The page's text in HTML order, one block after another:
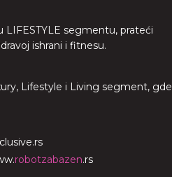
LIFESTYLE segmentu, prateći
ishrani i fitnesu.
Lifestyle i Living segment, gde
robotzabazen.rs